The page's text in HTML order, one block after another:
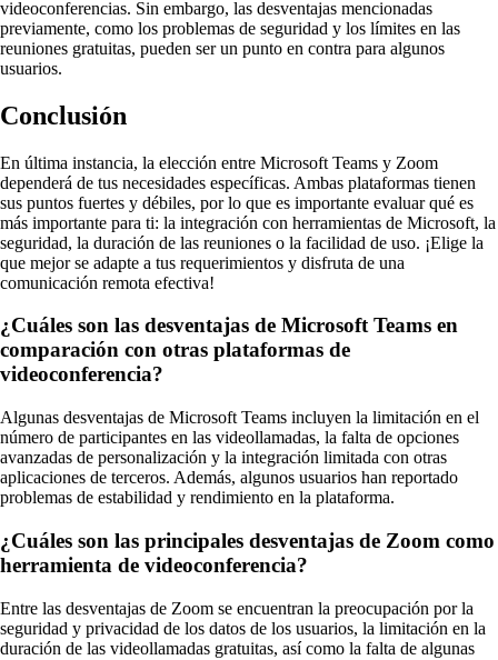
videoconferencias. Sin embargo, las desventajas mencionadas
previamente, como los problemas de seguridad y los límites en las
reuniones gratuitas, pueden ser un punto en contra para algunos
usuarios.
Conclusión
En última instancia, la elección entre Microsoft Teams y Zoom
dependerá de tus necesidades específicas. Ambas plataformas tienen
sus puntos fuertes y débiles, por lo que es importante evaluar qué es
más importante para ti: la integración con herramientas de Microsoft, la
seguridad, la duración de las reuniones o la facilidad de uso. ¡Elige la
que mejor se adapte a tus requerimientos y disfruta de una
comunicación remota efectiva!
¿Cuáles son las desventajas de Microsoft Teams en
comparación con otras plataformas de
videoconferencia?
Algunas desventajas de Microsoft Teams incluyen la limitación en el
número de participantes en las videollamadas, la falta de opciones
avanzadas de personalización y la integración limitada con otras
aplicaciones de terceros. Además, algunos usuarios han reportado
problemas de estabilidad y rendimiento en la plataforma.
¿Cuáles son las principales desventajas de Zoom como
herramienta de videoconferencia?
Entre las desventajas de Zoom se encuentran la preocupación por la
seguridad y privacidad de los datos de los usuarios, la limitación en la
duración de las videollamadas gratuitas, así como la falta de algunas